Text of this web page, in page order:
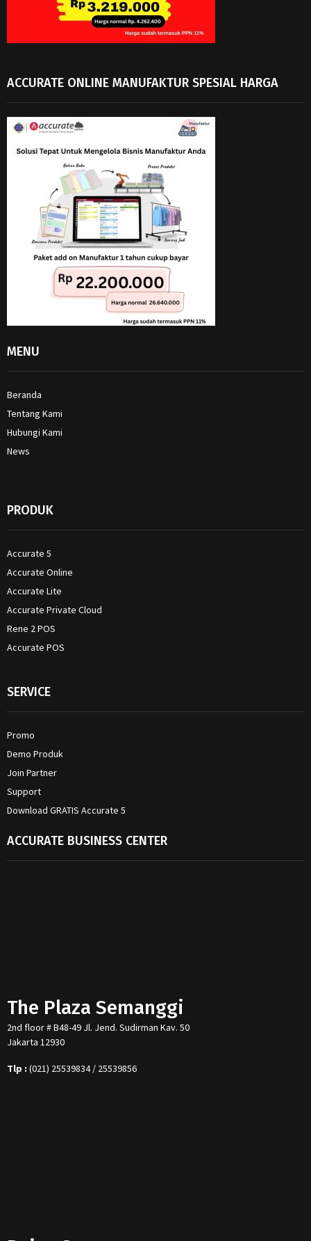
ACCURATE ONLINE MANUFAKTUR SPESIAL HARGA
MENU
Beranda
Tentang Kami
Hubungi Kami
News
PRODUK
Accurate 5
Accurate Online
Accurate Lite
Accurate Private Cloud
Rene 2 POS
Accurate POS
SERVICE
Promo
Demo Produk
Join Partner
Support
Download GRATIS Accurate 5
ACCURATE BUSINESS CENTER
The Plaza Semanggi
2nd floor # B48-49 Jl. Jend. Sudirman Kav. 50
Jakarta 12930
Tlp : (021) 25539834 / 25539856